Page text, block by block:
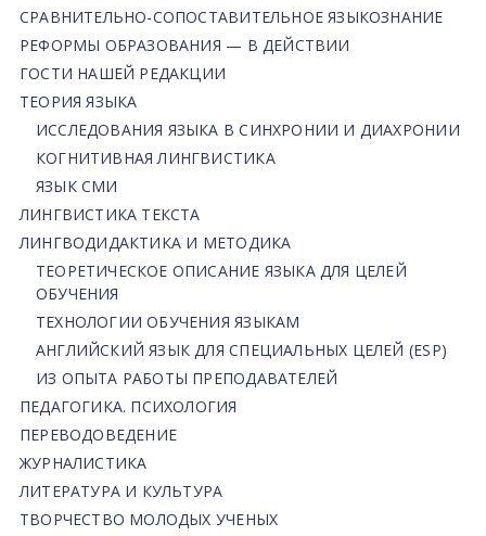
СРАВНИТЕЛЬНО-СОПОСТАВИТЕЛЬНОЕ ЯЗЫКОЗНАНИЕ
РЕФОРМЫ ОБРАЗОВАНИЯ — В ДЕЙСТВИИ
ГОСТИ НАШЕЙ РЕДАКЦИИ
ТЕОРИЯ ЯЗЫКА
ИССЛЕДОВАНИЯ ЯЗЫКА В СИНХРОНИИ И ДИАХРОНИИ
КОГНИТИВНАЯ ЛИНГВИСТИКА
ЯЗЫК СМИ
ЛИНГВИСТИКА ТЕКСТА
ЛИНГВОДИДАКТИКА И МЕТОДИКА
ТЕОРЕТИЧЕСКОЕ ОПИСАНИЕ ЯЗЫКА ДЛЯ ЦЕЛЕЙ
ОБУЧЕНИЯ
ТЕХНОЛОГИИ ОБУЧЕНИЯ ЯЗЫКАМ
АНГЛИЙСКИЙ ЯЗЫК ДЛЯ СПЕЦИАЛЬНЫХ ЦЕЛЕЙ (ESP)
ИЗ ОПЫТА РАБОТЫ ПРЕПОДАВАТЕЛЕЙ
ПЕДАГОГИКА. ПСИХОЛОГИЯ
ПЕРЕВОДОВЕДЕНИЕ
ЖУРНАЛИСТИКА
ЛИТЕРАТУРА И КУЛЬТУРА
ТВОРЧЕСТВО МОЛОДЫХ УЧЕНЫХ